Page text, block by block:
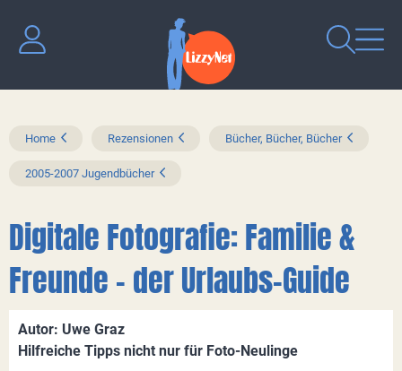
Home Rezensionen Bücher, Bücher, Bücher
2005-2007 Jugendbücher
Digitale Fotografie: Familie &
Freunde - der Urlaubs-Guide
Autor: Uwe Graz
Hilfreiche Tipps nicht nur für Foto-Neulinge